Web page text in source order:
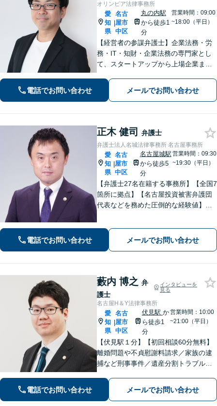
オリンピア法律事務所
愛
知
県
|
名古
屋市
中区
丸の内駅
から徒歩1
分
営業時間：09:00
~18:00（平日）
【経営者の参謀弁護士】企業法務・労
務・IT・知財・企業法務の専門家とし
て、スタートアップから上場企業まで
労務トラブル対応／就業規則の作成／
知的財産権／クレーム対応など迅速に
電話でお問い合わせ メールでお問い合わせ
正木 健司 弁護士
弁護士法人名城法律事務所 名古屋事務所
愛
知
県
|
名古
屋市
中区
名古屋城駅
から徒歩5
分
営業時間：09:30
~19:30（平日）
【弁護士27名在籍する事務所】【全国7
箇所に拠点】【名古屋投資被害弁護団
代表などを務めた圧倒的な経験値】投
せください【初回相談無料】【メディ
ア出演やセミナー講演多数】
電話でお問い合わせ メールでお問い合わせ
藪内 博之 弁
護士
インタビューを
見る
名古屋H＆Y法律事務所
愛
知
県
|
名古
屋市
中区
伏見駅 か
ら徒歩1
分
営業時間：10:00
~21:00（平日）
【伏見駅１分】【初回相談60分無料】
離婚問題や不貞慰謝料請求／家族の逮
捕など刑事事件／遺産分割トラブルや
ください。依頼者さまと丁寧に対話し
寄り添い、解決まで粘り強く対応しま
電話でお問い合わせ メールでお問い合わせ